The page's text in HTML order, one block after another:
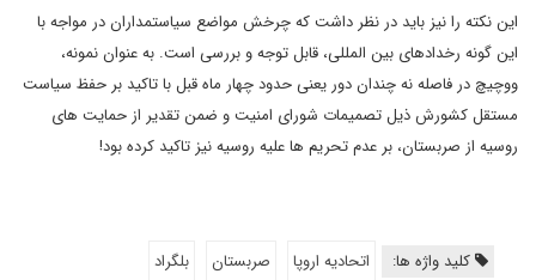
این نکته را نیز باید در نظر داشت که چرخش مواضع سیاستمداران در مواجه با
این گونه رخدادهای بین المللی، قابل توجه و بررسی است. به عنوان نمونه،
ووچیچ در فاصله نه چندان دور یعنی حدود چهار ماه قبل با تاکید بر حفظ سیاست
مستقل کشورش ذیل تصمیمات شورای امنیت و ضمن تقدیر از حمایت های
روسیه از صربستان، بر عدم تحریم ها علیه روسیه نیز تاکید کرده بود!
کلید واژه ها: اتحادیه اروپا صربستان
بلگراد